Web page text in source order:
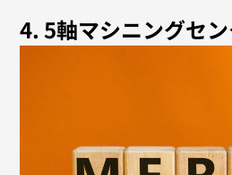
4. 5軸マシニングセ